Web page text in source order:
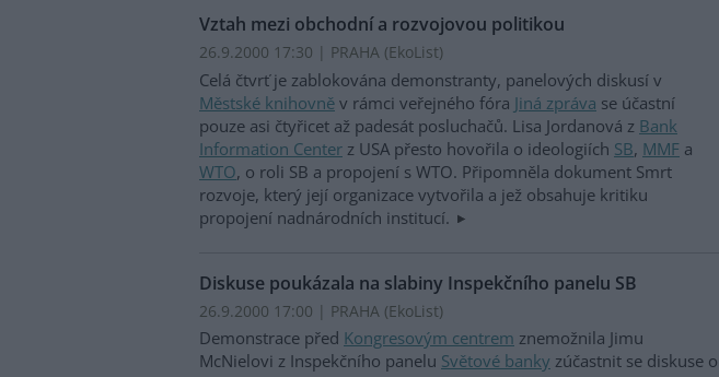
Vztah mezi obchodní a rozvojovou politikou
26.9.2000 17:30 | PRAHA (EkoList)
Celá čtvrť je zablokována demonstranty, panelových diskusí v
Městské knihovně v rámci veřejného fóra Jiná zpráva se účastní
pouze asi čtyřicet až padesát posluchačů. Lisa Jordanová z Bank
Information Center z USA přesto hovořila o ideologiích SB, MMF a
WTO, o roli SB a propojení s WTO. Připomněla dokument Smrt
rozvoje, který její organizace vytvořila a jež obsahuje kritiku
propojení nadnárodních institucí.
Diskuse poukázala na slabiny Inspekčního panelu SB
26.9.2000 17:00 | PRAHA (EkoList)
Demonstrace před Kongresovým centrem znemožnila Jimu
McNielovi z Inspekčního panelu Světové banky zúčastnit se diskuse o